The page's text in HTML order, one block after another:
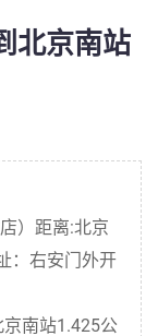
北京南站
）距离:北京
：右安门外开
南站1.425公